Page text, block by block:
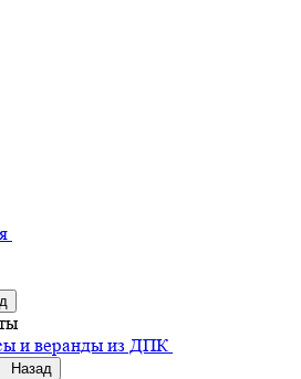
и веранды из ДПК
Назад